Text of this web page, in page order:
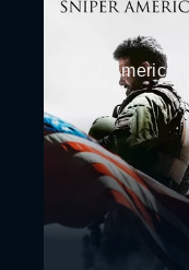
Sniper Americano